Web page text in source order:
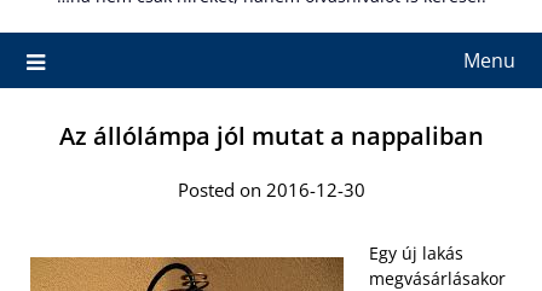
Menu
Az állólámpa jól mutat a nappaliban
Posted on 2016-12-30
Egy új lakás
megvásárlásakor